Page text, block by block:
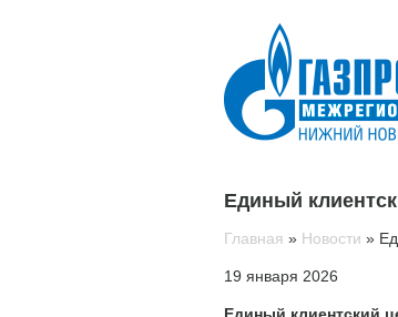
Единый
Главная » Новости »
19 января 2026